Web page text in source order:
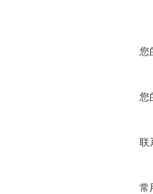
您
您
联
常